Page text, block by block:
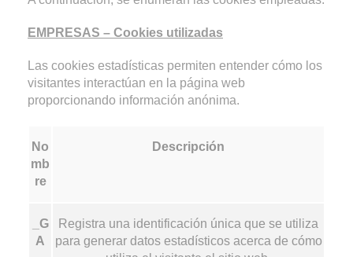
EMPRESAS – Cookies utilizadas
Las cookies estadísticas permiten entender cómo los
visitantes interactúan en la página web
proporcionando información anónima.
No
mb
re
Descripción
_G
A
Registra una identificación única que se utiliza
para generar datos estadísticos acerca de cómo